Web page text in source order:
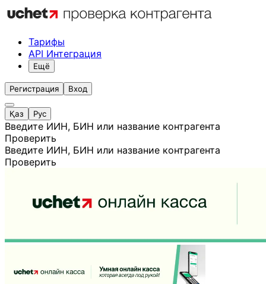
Тарифы
API Интеграция
Ещё
Регистрация Вход
Қаз Рус
Введите ИИН, БИН или название контрагента
Проверить
Введите ИИН, БИН или название контрагента
Проверить